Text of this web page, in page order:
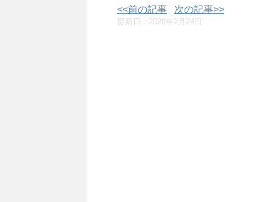
<<前の記事 次の記事>>
更新日： 2020年2月24日